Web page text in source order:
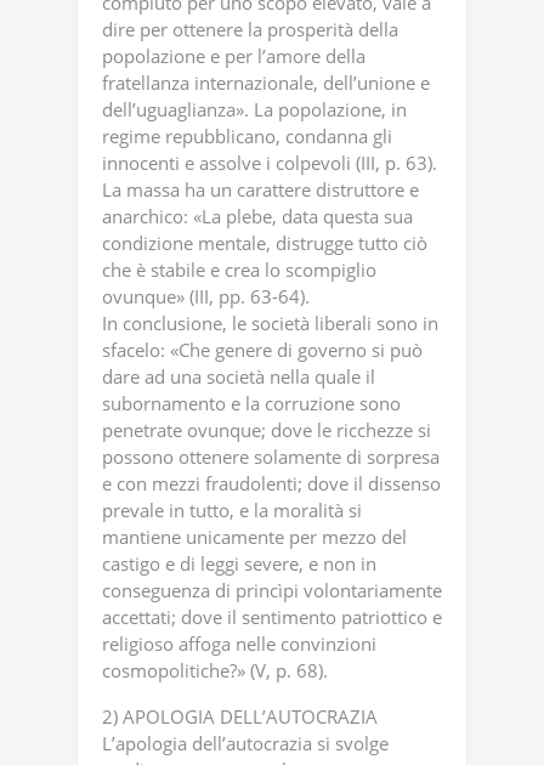
dire per ottenere la prosperità della
popolazione e per l’amore della
fratellanza internazionale, dell’unione e
dell’uguaglianza». La popolazione, in
regime repubblicano, condanna gli
innocenti e assolve i colpevoli (III, p. 63).
La massa ha un carattere distruttore e
anarchico: «La plebe, data questa sua
condizione mentale, distrugge tutto ciò
che è stabile e crea lo scompiglio
ovunque» (III, pp. 63-64).
In conclusione, le società liberali sono in
sfacelo: «Che genere di governo si può
dare ad una società nella quale il
subornamento e la corruzione sono
penetrate ovunque; dove le ricchezze si
possono ottenere solamente di sorpresa
e con mezzi fraudolenti; dove il dissenso
prevale in tutto, e la moralità si
mantiene unicamente per mezzo del
castigo e di leggi severe, e non in
conseguenza di princìpi volontariamente
accettati; dove il sentimento patriottico e
religioso affoga nelle convinzioni
cosmopolitiche?» (V, p. 68).
2) APOLOGIA DELL’AUTOCRAZIA
L’apologia dell’autocrazia si svolge